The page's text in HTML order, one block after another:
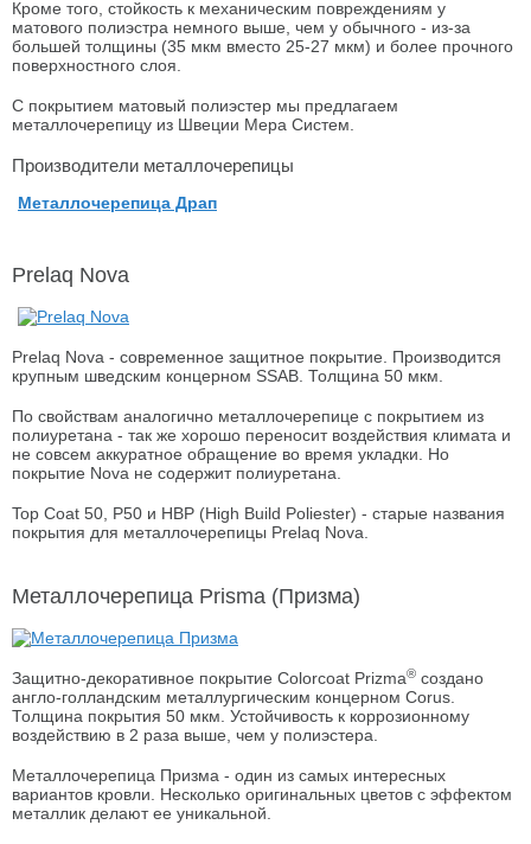
Кроме того, стойкость к механическим повреждениям у
матового полиэстра немного выше, чем у обычного - из-за
большей толщины (35 мкм вместо 25-27 мкм) и более прочного
поверхностного слоя.
С покрытием матовый полиэстер мы предлагаем
металлочерепицу из Швеции Мера Систем.
Производители металлочерепицы
Металлочерепица Драп
Prelaq Nova
Prelaq Nova - современное защитное покрытие. Производится
крупным шведским концерном SSAB. Толщина 50 мкм.
По свойствам аналогично металлочерепице с покрытием из
полиуретана - так же хорошо переносит воздействия климата и
не совсем аккуратное обращение во время укладки. Но
покрытие Nova не содержит полиуретана.
Top Coat 50, P50 и HBP (High Build Poliester) - старые названия
покрытия для металлочерепицы Prelaq Nova.
Металлочерепица Prisma (Призма)
Защитно-декоративное покрытие Colorcoat Prizma® создано
англо-голландским металлургическим концерном Corus.
Толщина покрытия 50 мкм. Устойчивость к коррозионному
воздействию в 2 раза выше, чем у полиэстера.
Металлочерепица Призма - один из самых интересных
вариантов кровли. Несколько оригинальных цветов с эффектом
металлик делают ее уникальной.